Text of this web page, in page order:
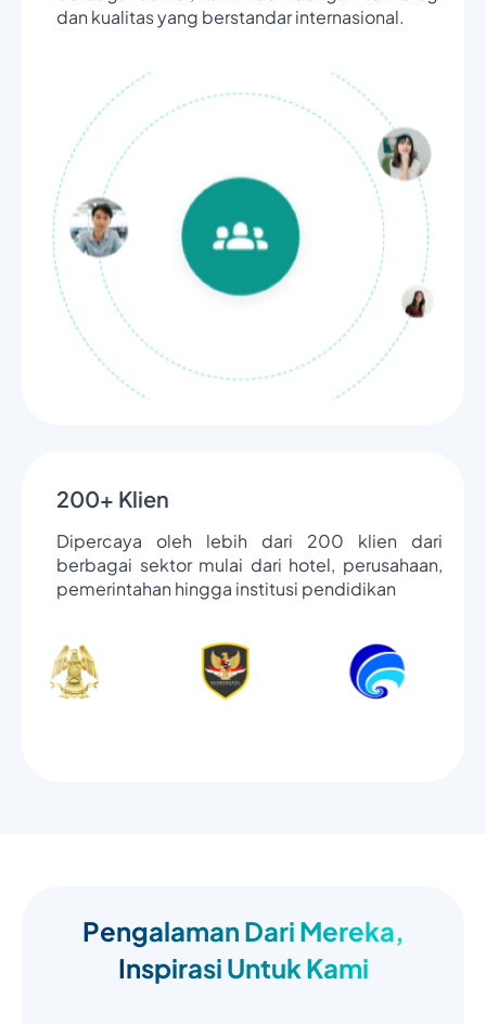
dan kualitas yang berstandar internasional.
200+ Klien
Dipercaya oleh lebih dari 200 klien dari
berbagai sektor mulai dari hotel, perusahaan,
pemerintahan hingga institusi pendidikan
Pengalaman Dari Mereka,
Inspirasi Untuk Kami